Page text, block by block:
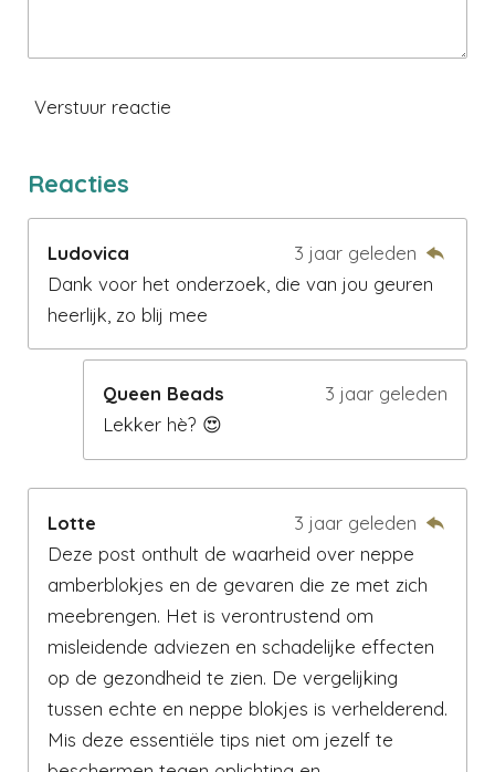
Verstuur reactie
Reacties
Ludovica
3 jaar geleden
Dank voor het onderzoek, die van jou geuren
heerlijk, zo blij mee
Queen Beads
3 jaar geleden
Lekker hè? 😍
Lotte
3 jaar geleden
Deze post onthult de waarheid over neppe
amberblokjes en de gevaren die ze met zich
meebrengen. Het is verontrustend om
misleidende adviezen en schadelijke effecten
op de gezondheid te zien. De vergelijking
tussen echte en neppe blokjes is verhelderend.
Mis deze essentiële tips niet om jezelf te